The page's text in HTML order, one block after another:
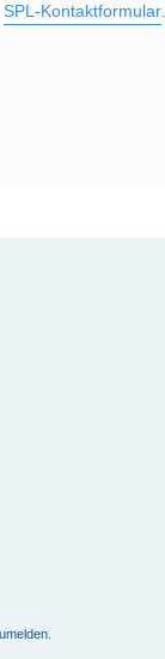
SPL-Kontaktformular.